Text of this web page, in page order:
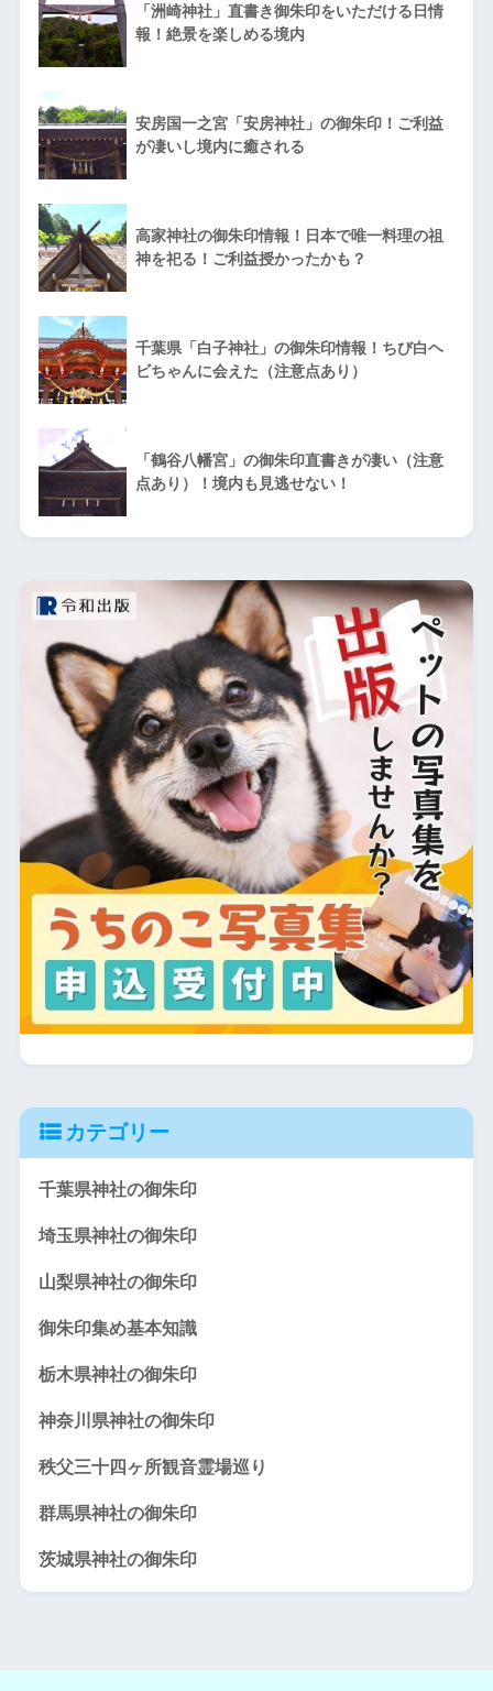
「洲崎神社」直書き御朱印をいただける日情
報！絶景を楽しめる境内
安房国一之宮「安房神社」の御朱印！ご利益
が凄いし境内に癒される
高家神社の御朱印情報！日本で唯一料理の祖
神を祀る！ご利益授かったかも？
千葉県「白子神社」の御朱印情報！ちび白ヘ
ビちゃんに会えた（注意点あり）
「鶴谷八幡宮」の御朱印直書きが凄い（注意
点あり）！境内も見逃せない！
カテゴリー
千葉県神社の御朱印
埼玉県神社の御朱印
山梨県神社の御朱印
御朱印集め基本知識
栃木県神社の御朱印
神奈川県神社の御朱印
秩父三十四ヶ所観音霊場巡り
群馬県神社の御朱印
茨城県神社の御朱印